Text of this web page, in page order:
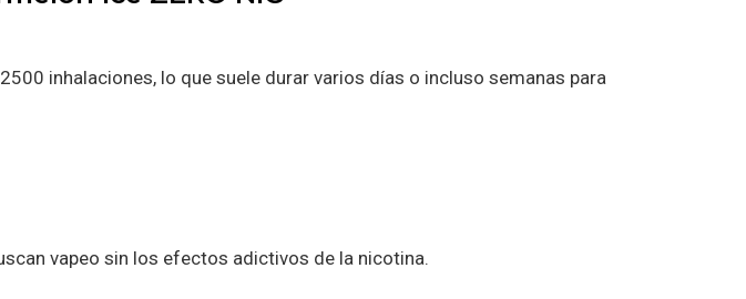
inhalaciones, lo que suele durar varios días o incluso semanas para
vapeo sin los efectos adictivos de la nicotina.